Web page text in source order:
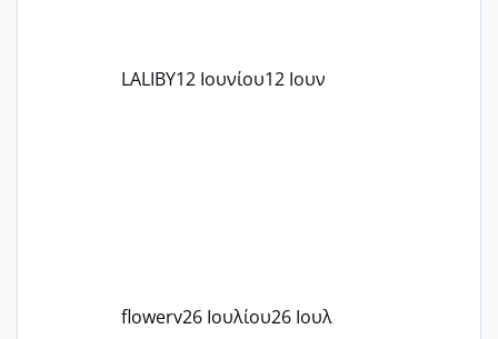
LALIBY12 Ιουνίου12 Ιουν
flowerv26 Ιουλίου26 Ιουλ